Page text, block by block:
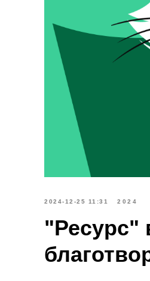
2024-12-25 11:31 2024
"Ресурс"